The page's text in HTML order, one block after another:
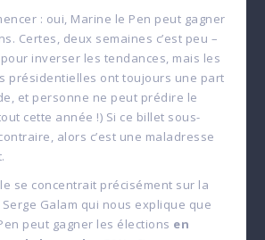
: oui, Marine le Pen peut gagner
Certes, deux semaines c’est peu –
inverser les tendances, mais les
présidentielles ont toujours une part
et personne ne peut prédire le
cette année !) Si ce billet sous-
alors c’est une maladresse
se concentrait précisément sur la
Galam qui nous explique que
peut gagner les élections en